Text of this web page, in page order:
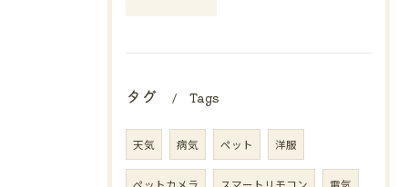
タグ Tags
天気 病気 ペット 洋服
ペットカメラ スマートリモコン 電気